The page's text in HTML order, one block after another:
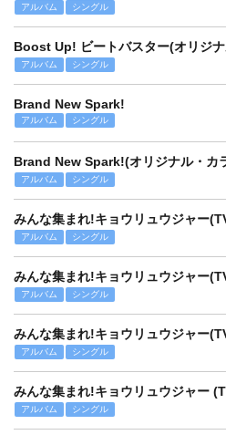
アルバム シングル
Boost Up! ビートバスター(オリジ
アルバム シングル
Brand New Spark!
アルバム シングル
Brand New Spark!(オリジナル・カ
アルバム シングル
みんな集まれ!キョウリュウジャー
アルバム シングル
みんな集まれ!キョウリュウジャー
アルバム シングル
みんな集まれ!キョウリュウジャー
アルバム シングル
みんな集まれ!キョウリュウジャー
アルバム シングル